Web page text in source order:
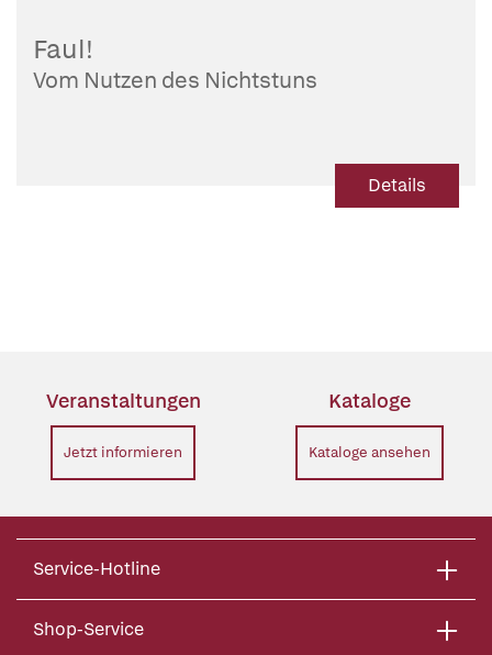
Faul!
Vom Nutzen des Nichtstuns
Details
Veranstaltungen
Jetzt informieren
Kataloge
Kataloge ansehen
Service-Hotline
Shop-Service